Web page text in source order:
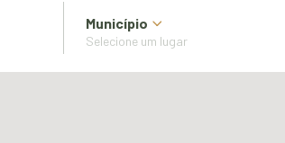
Município